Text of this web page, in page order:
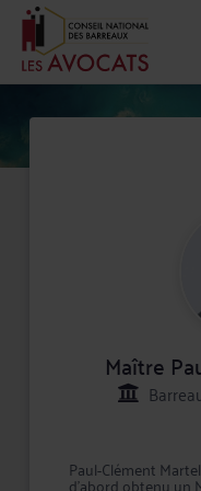
Maître
Paul-Clément
d’abord obtenu un